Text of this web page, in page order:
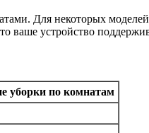
Для некоторых
ваше устройство
уборки по комнатам